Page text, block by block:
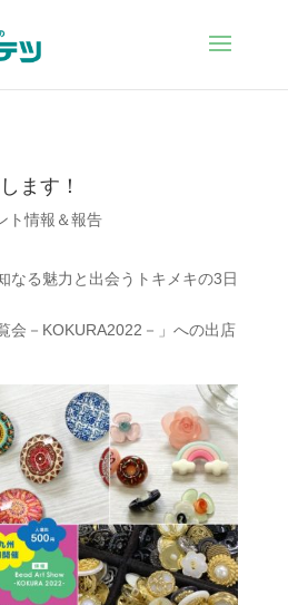
ます！
ト情報＆報告
なる魅力と出会うトキメキの3日
会－KOKURA2022－」への出店